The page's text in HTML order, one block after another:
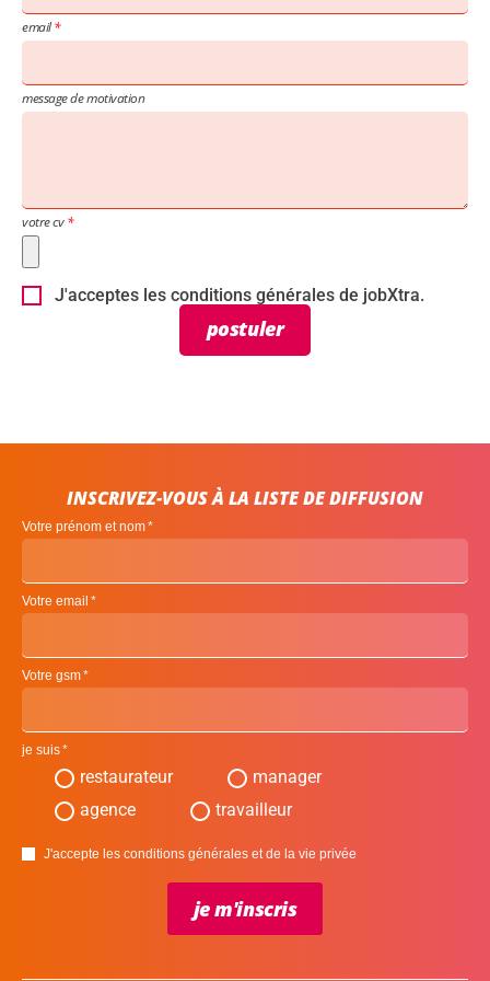
email
message de motivation
votre cv
J'acceptes les conditions générales de jobXtra.
postuler
INSCRIVEZ-VOUS À LA LISTE DE DIFFUSION
Votre prénom et nom
Votre email
Votre gsm
je suis
restaurateur
manager
agence
travailleur
J'accepte les conditions générales et de la vie privée
je m'inscris